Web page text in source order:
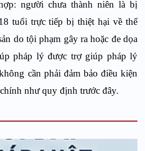
người chưa thành niên là bị
tuổi trực tiếp bị thiệt hại về thể
do tội phạm gây ra hoặc đe dọa
pháp lý được trợ giúp pháp lý
cần phải đảm bảo điều kiện
như quy định trước đây.